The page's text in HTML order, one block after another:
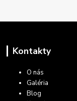
Kontakty
O nás
Galéria
Blog